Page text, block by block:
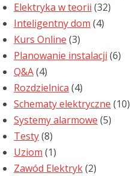
Elektryka w teorii (32)
Inteligentny dom (4)
Kurs Online (3)
Planowanie instalacji (6)
Q&A(4)
Rozdzielnica (4)
Schematy elektryczne (10)
Systemy alarmowe (5)
Testy(8)
Uziom (1)
Zawód Elektryk(2)